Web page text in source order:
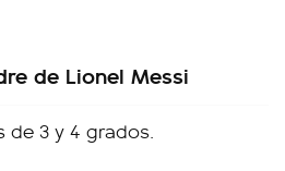
de Lionel Messi